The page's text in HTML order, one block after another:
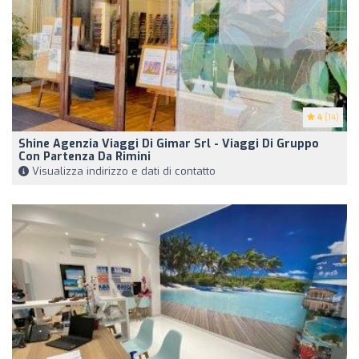
4 (14)
Shine Agenzia Viaggi Di Gimar Srl - Viaggi Di Gruppo
Con Partenza Da Rimini
Visualizza indirizzo e dati di contatto